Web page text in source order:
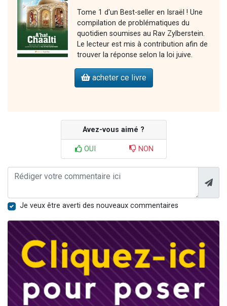
Tome 1 d'un Best-seller en Israël ! Une
compilation de problématiques du
quotidien soumises au Rav Zylberstein.
Le lecteur est mis à contribution afin de
trouver la réponse selon la loi juive.
acheter ce livre
Avez-vous aimé ?
OUI NON
Je veux être averti des nouveaux commentaires